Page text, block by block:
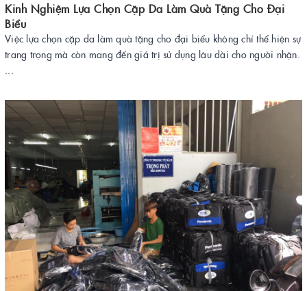
Kinh Nghiệm Lựa Chọn Cặp Da Làm Quà Tặng Cho Đại
Biểu
Việc lựa chọn cặp da làm quà tặng cho đại biểu không chỉ thể hiện sự
trang trọng mà còn mang đến giá trị sử dụng lâu dài cho người nhận.
...